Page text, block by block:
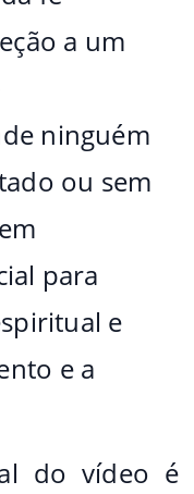
a um
ninguém
ou sem
para
e
e a
do vídeo é